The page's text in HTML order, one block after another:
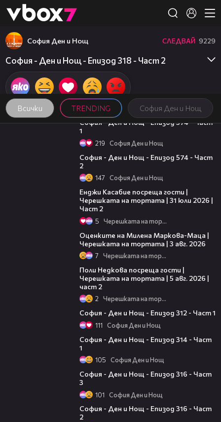
👾
Всички TRENDING София Ден и Нощ
София Ден и Нощ СЛЕДВАЙ 9229
София - Ден и Нощ - Епизод 318 - Част 2
07:40
София - Ден и Нощ - Епизод 574 - Част
1
219 София Ден и Нощ
София - Ден и Нощ - Епизод 574 - Част
2
147 София Ден и Нощ
Енджи Касабие посреща гости |
Черешката на тортата | 31 юли 2026 |
Част 2
5 Черешката на тортата
Оценките на Милена Маркова-Маца |
Черешката на тортата | 3 авг. 2026
7 Черешката на тортата
Поли Недкова посреща гости |
Черешката на тортата | 5 авг. 2026 |
част 2
2 Черешката на тортата
София - Ден и Нощ - Епизод 312 - Част 1
111 София Ден и Нощ
София - Ден и Нощ - Епизод 314 - Част
1
105 София Ден и Нощ
София - Ден и Нощ - Епизод 316 - Част
3
101 София Ден и Нощ
София - Ден и Нощ - Епизод 316 - Част
2